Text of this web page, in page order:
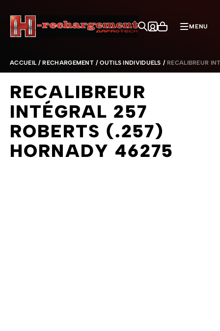
MENU
ACCUEIL / RECHARGEMENT / OUTILS INDIVIDUELS / RECALIBREUR
RECALIBREUR
INTÉGRAL 257
ROBERTS (.257)
HORNADY 46275